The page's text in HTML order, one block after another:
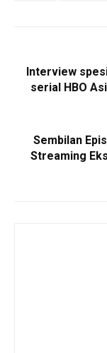
Interview
serial HBO
Sembilan
Streaming